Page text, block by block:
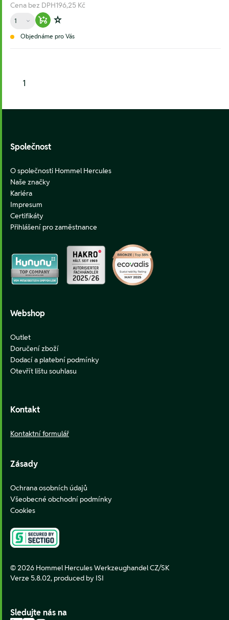
Cena bez DPH196,25 Kč
Množství
Warenkorb hinzufügen
Zur Wunschliste hinzufügen
Objednáme pro Vás
1
Společnost
O společnosti Hommel Hercules
Naše značky
Kariéra
Impresum
Certifikáty
Přihlášení pro zaměstnance
Webshop
Outlet
Doručení zboží
Dodací a platební podmínky
Otevřít lištu souhlasu
Kontakt
Kontaktní formulář
Zásady
Ochrana osobních údajů
Všeobecné obchodní podmínky
Cookies
© 2026 Hommel Hercules Werkzeughandel CZ/SK
Verze 5.8.02, produced by ISI
Sledujte nás na